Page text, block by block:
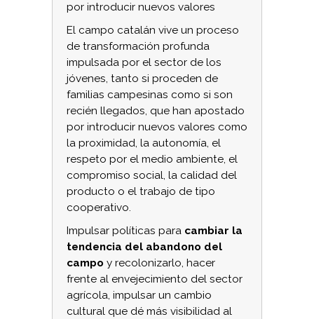
por introducir nuevos valores
El campo catalán vive un proceso
de transformación profunda
impulsada por el sector de los
jóvenes, tanto si proceden de
familias campesinas como si son
recién llegados, que han apostado
por introducir nuevos valores como
la proximidad, la autonomía, el
respeto por el medio ambiente, el
compromiso social, la calidad del
producto o el trabajo de tipo
cooperativo.
Impulsar políticas para cambiar la
tendencia del abandono del
campo y recolonizarlo, hacer
frente al envejecimiento del sector
agrícola, impulsar un cambio
cultural que dé más visibilidad al